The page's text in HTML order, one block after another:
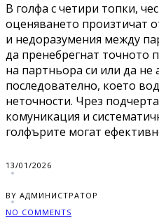
В голфа с четири топки,
оценяването произтичат
и недоразумения между
да пренебрегнат точното
на партньора си или да не
последователно, което
неточности. Чрез
комуникация и
голфърите могат
13/01/2026
BY АДМИНИСТРАТОР
NO COMMENTS